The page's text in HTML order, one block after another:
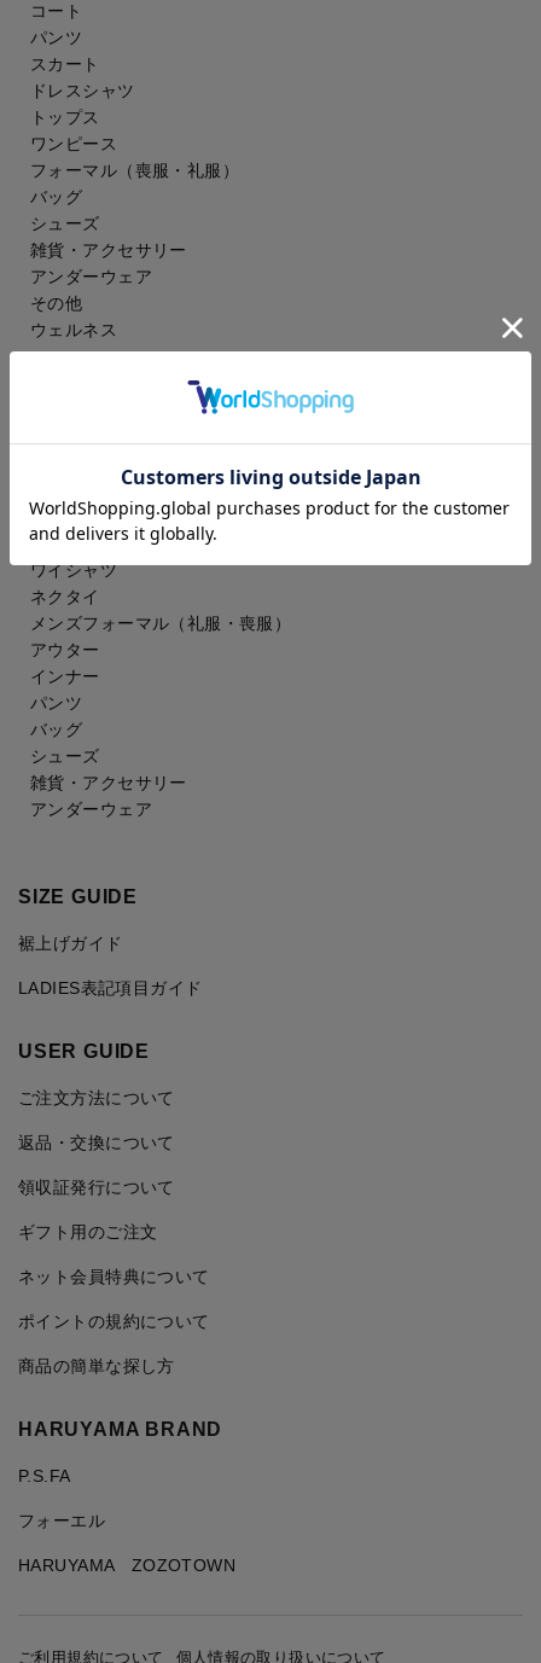
コート
パンツ
スカート
ドレスシャツ
トップス
ワンピース
フォーマル（喪服・礼服）
バッグ
シューズ
雑貨・アクセサリー
アンダーウェア
その他
ウェルネス
スラックス
アイシャツ
ワイシャツ
ネクタイ
メンズフォーマル （礼服・喪服）
アウター
インナー
パンツ
バッグ
シューズ
雑貨・アクセサリー
アンダーウェア
SIZE GUIDE
裾上げガイド
LADIES表記項目ガイド
USER GUIDE
ご注文方法について
返品・交換について
領収証発行について
ギフト用のご注文
ネット会員特典について
ポイントの規約について
商品の簡単な探し方
HARUYAMA BRAND
P.S.FA
フォーエル
HARUYAMA ZOZOTOWN
ご利用規約について 個人情報の取り扱いについて